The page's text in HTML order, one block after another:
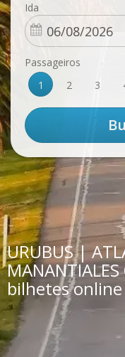
Ida
Passageiros
1
2 3
URUBUS |
bilhetes online